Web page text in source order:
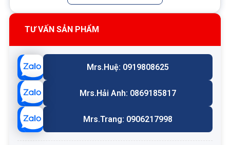
TƯ VẤN SẢN PHẨM
Mrs.Huệ: 0919808625
Mrs.Hải Anh: 0869185817
Mrs.Trang: 0906217998